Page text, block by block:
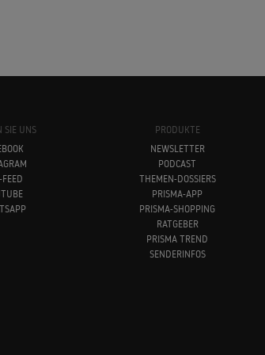
SIE UNS
FEED
PRODUKTE
NEWSLETTER
PODCAST
THEMEN-DOSSIERS
PRISMA-APP
PRISMA-SHOPPING
RATGEBER
PRISMA TREND
SENDERINFOS